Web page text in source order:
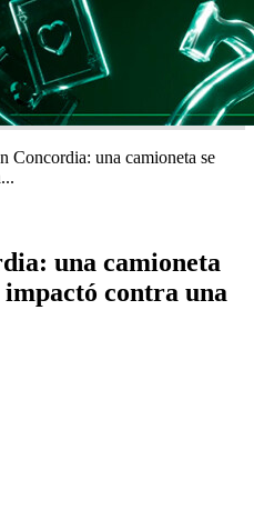
Concordia: una camioneta se
una camioneta
impactó contra una